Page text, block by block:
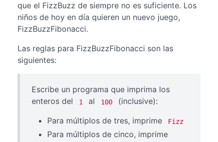
que el FizzBuzz de siempre no es suficiente. Los
niños de hoy en día quieren un nuevo juego,
FizzBuzzFibonacci.
Las reglas para FizzBuzzFibonacci son las
siguientes:
Escribe un programa que imprima los
enteros del
1 al 100
(inclusive):
Para múltiplos de tres, imprime
Fizz
Para múltiplos de cinco, imprime